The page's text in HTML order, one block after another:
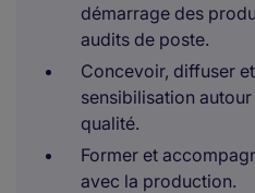
démarrage des
audits de poste.
Concevoir, diffuser
sensibilisation
qualité.
Former et
avec la production.